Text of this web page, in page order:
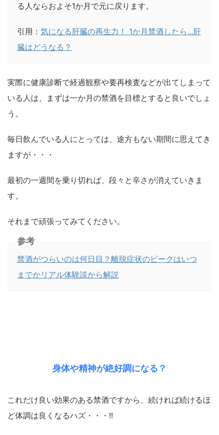
る人ならおよそ1か月で元に戻ります。
引用： 気になる肝臓の再生力！ 1か月禁酒したら...肝
臓はどうなる？
実際に健康診断で経過観察や要再検査などが出てしまって
いる人は、まずは一か月の禁酒を目標とすると良いでしょ
う。
毎日飲んでいる人にとっては、途方もない期間に思えてき
ますが・・・
最初の一週間を乗り切れば、段々と辛さが消えていきま
す。
それまで頑張ってみてください。
参考
禁酒がつらいのは何日目？離脱症状のピークはいつ
までかリアル体験談から解説
身体や精神が絶好調になる？
これだけ良い効果のある禁酒ですから、続ければ続けるほ
ど体調は良くなるハズ・・・!!